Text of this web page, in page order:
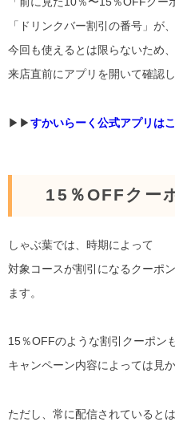
「ドリンクバー割引の番号」が、
今回も使えるとは限らないため、
来店直前にアプリを開いて確認
▶︎▶︎すかいらーく公式アプリは
15％OFFクー
しゃぶ葉では、時期によって
対象コースが割引になるクーポ
ます。
15％OFFのような割引クーポンも
キャンペーン内容によっては見
ただし、常に配信されているとは